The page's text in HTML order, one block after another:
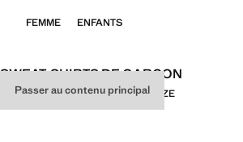
Passer au contenu principal
FEMME ENFANTS
SWEAT-SHIRTS DE GARÇON
TOUTLOOSE FITBALLOONOVERSIZE